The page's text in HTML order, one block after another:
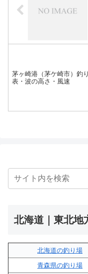
茅ヶ崎港（茅ケ崎市）釣
表・波の高さ・風速
北海道｜東北地
北海道の釣り場
青森県の釣り場